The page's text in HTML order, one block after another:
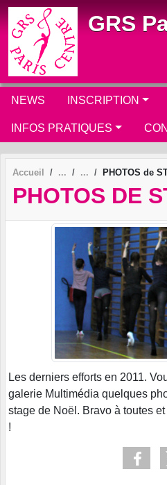
GRS
NEWS INSCRIPTION
INFOS PRATIQUES
Accueil PHOTOS de
PHOTOS DE
Les derniers efforts en 2011.
galerie Multimédia quelques
stage de Noël. Bravo à toutes
!
Panneau de gestion des cookies